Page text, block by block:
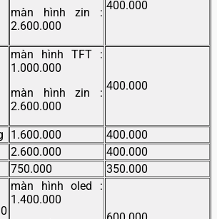
màn hình zin :
2.600.000
400.000
màn hình TFT :
1.000.000
màn hình zin :
2.600.000
400.000
1.600.000
400.000
2.600.000
400.000
750.000 350.000
màn hình oled :
1.400.000